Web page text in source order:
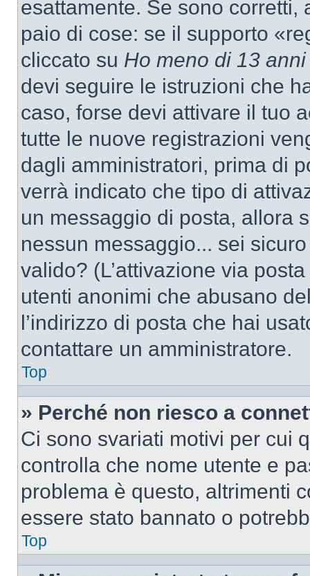
esattamente. Se sono
paio di cose: se il supporto
cliccato su Ho meno di 13 anni
devi seguire le istruzioni che
caso, forse devi attivare il tuo
tutte le nuove registrazioni
dagli amministratori, prima di
verrà indicato che tipo di
un messaggio di posta, allora
nessun messaggio... sei
valido? (L’attivazione via
utenti anonimi che abusano
l’indirizzo di posta che hai
contattare un amministratore.
Top
» Perché non riesco a
Ci sono svariati motivi per cui
controlla che nome utente e
problema è questo, altrimenti
essere stato bannato o
Top